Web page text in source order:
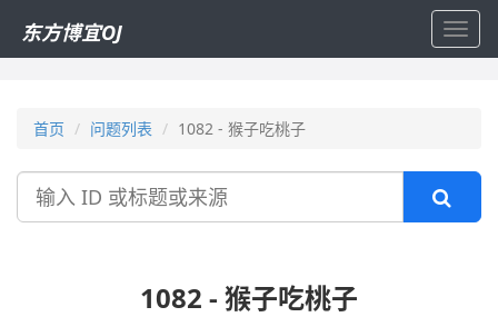
东方博宜OJ
首页 问题列表 1082 - 猴子吃桃子
搜
1082 - 猴子吃桃子